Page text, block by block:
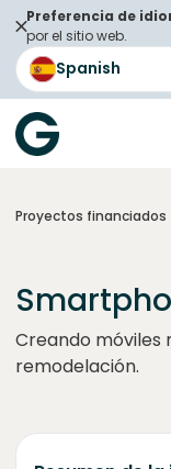
Preferencia de
por el sitio web.
Spanish
Proyectos financiados
Creando móviles
remodelación.